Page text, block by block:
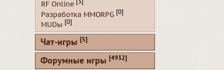
RF Online [3]
Разработка MMORPG [0]
MUDы [0]
Чат-игры [5]
Форумные игры [4932]